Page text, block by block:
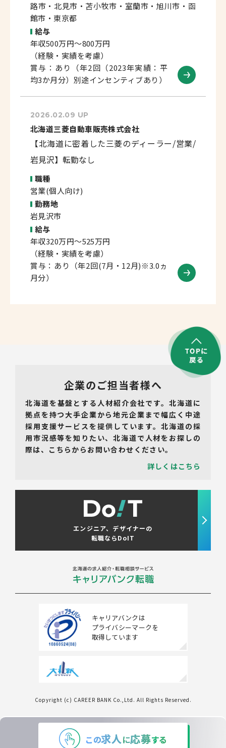
条件をクリアする この内容で検索する
路市・北見市・苫小牧市・室蘭市・旭川市・函
館市・東京都
給与
年収500万円～800万円
（経験・実績を考慮）
賞与：あり（年2回（2023年実績：平
均3か月分）別途インセンティブあり）
2026.02.09 UP
北海道三菱自動車販売株式会社
【北海道に密着した三菱のディーラー/営業/
岩見沢】転勤なし
職種
営業(個人向け)
勤務地
岩見沢市
給与
年収320万円～525万円
（経験・実績を考慮）
賞与：あり（年2回(7月・12月)※3.0ヵ
月分）
企業のご担当者様へ
北海道を基盤とする人材紹介会社です。北海道に
拠点を持つ大手企業から地元企業まで幅広く中途
採用支援サービスを提供しています。北海道の採
用市況感等を知りたい、北海道で人材をお探しの
際は、こちらからお問い合わせください。
詳しくはこちら
エンジニア、デザイナーの
転職ならDoIT
キャリアバンクは
プライバシーマークを
取得しています
Copyright (c) CAREER BANK Co.,Ltd. All Rights Reserved.
この求人に応募する